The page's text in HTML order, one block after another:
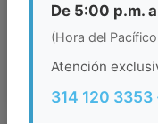
masaje y recepción
excursiones y
De 5:00 p.m.
(Hora del
Atención
314 120 3353